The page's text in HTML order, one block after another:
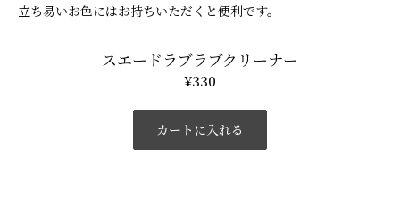
立ち易いお色にはお持ちいただくと便利です。
スエードラブラブクリーナー
¥330
カートに入れる